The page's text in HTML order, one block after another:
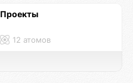
Проекты
12 атомов